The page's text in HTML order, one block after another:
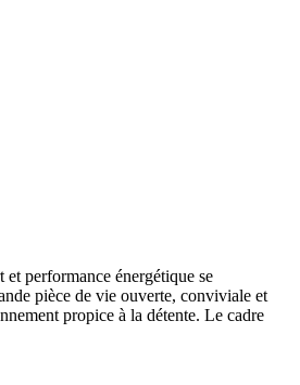
performance énergétique se
pièce de vie ouverte, conviviale et
propice à la détente. Le cadre